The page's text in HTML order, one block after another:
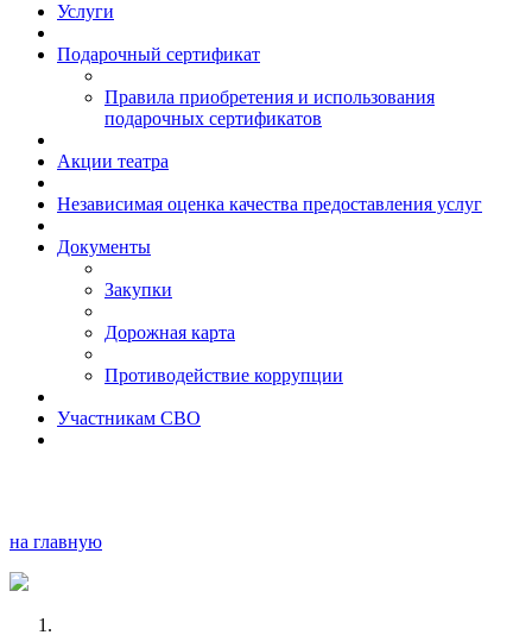
Услуги
Подарочный сертификат
Правила приобретения и использования
подарочных сертификатов
Акции театра
Независимая оценка качества предоставления услуг
Документы
Закупки
Дорожная карта
Противодействие коррупции
Участникам СВО
на главную